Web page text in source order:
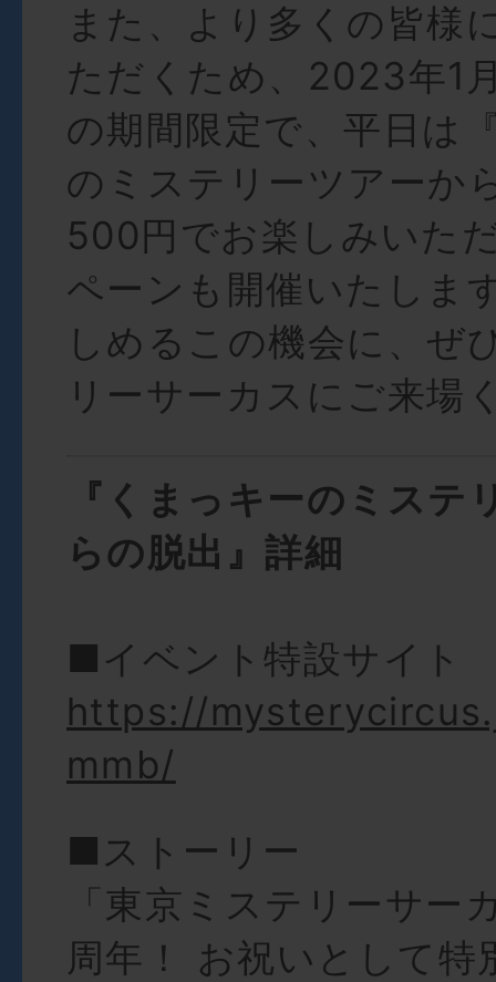
また、より多くの皆様
ただくため、2023年1
の期間限定で、平日は
のミステリーツアーか
500円でお楽しみいた
ペーンも開催いたしま
しめるこの機会に、ぜ
リーサーカスにご来場
『くまっキーのミステ
らの脱出』詳細
■イベント特設サイト
https://
mmb/
■ストーリー
「東京ミステリーサー
周年！ お祝いとして特